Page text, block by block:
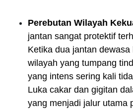
Perebutan Wilayah
jantan sangat protektif
Ketika dua jantan
wilayah yang tumpang
yang intens sering kali
Luka cakar dan gigitan
yang menjadi jalur utama